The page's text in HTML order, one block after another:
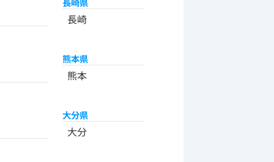
長崎
熊本県
熊本
大分県
大分